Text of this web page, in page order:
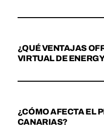
¿QUÉ VENTAJAS
VIRTUAL DE
¿CÓMO AFECTA EL
CANARIAS?